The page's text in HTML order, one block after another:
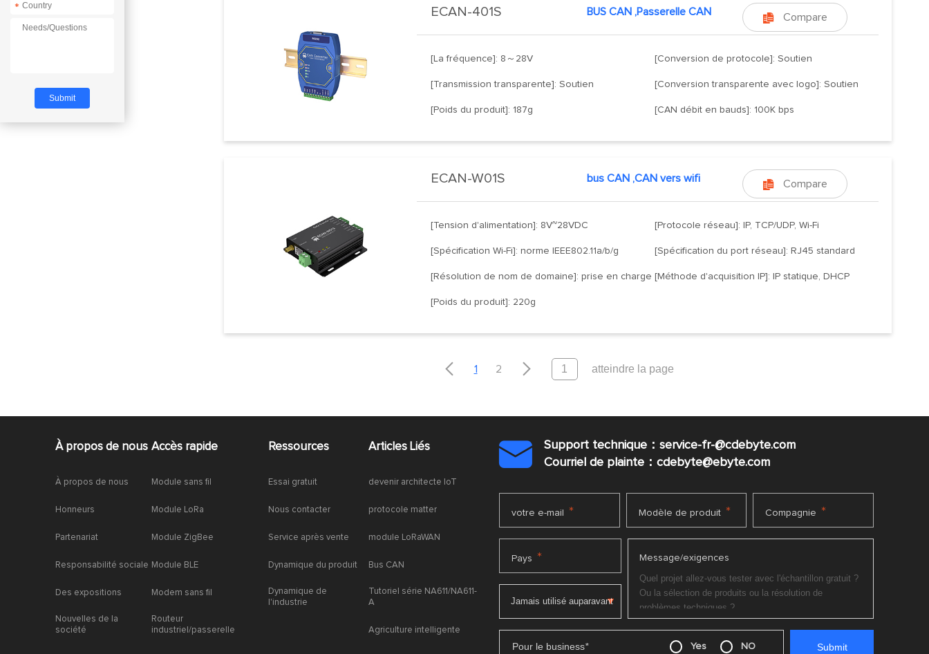
 Compare
ECAN-401S BUS CAN ,Passerelle CAN
[La fréquence]: 8～28V [Conversion de protocole]: Soutien
[Transmission transparente]: Soutien [Conversion transparente avec logo]: Soutien
[Poids du produit]: 187g [CAN débit en bauds]: 100K bps
 Compare
ECAN-W01S bus CAN ,CAN vers wifi
[Tension d'alimentation]: 8V~28VDC [Protocole réseau]: IP, TCP/UDP, Wi-Fi
[Spécification Wi-Fi]: norme IEEE802.11a/b/g [Spécification du port réseau]: RJ45 standard
[Résolution de nom de domaine]: prise en charge [Méthode d'acquisition IP]: IP statique, DHCP
[Poids du produit]: 220g
 1 2 
À propos de nous
À propos de nous
Honneurs
Partenariat
Responsabilité sociale
Des expositions
Nouvelles de la
société
Accès rapide
Module sans fil
Module LoRa
Module ZigBee
Module BLE
Modem sans fil
Routeur
industriel/passerelle
Ressources
Essai gratuit
Nous contacter
Service après vente
Dynamique du produit
Dynamique de
l'industrie
Articles Liés
devenir architecte IoT
protocole matter
module LoRaWAN
Bus CAN
Tutoriel série NA611/NA611-
A
Agriculture intelligente

Support technique：service-fr-@cdebyte.com
Courriel de plainte：cdebyte@ebyte.com
votre e-mail * Modèle de produit * Compagnie *
Pays * Message/exigences
Pour le business* Yes NO
*